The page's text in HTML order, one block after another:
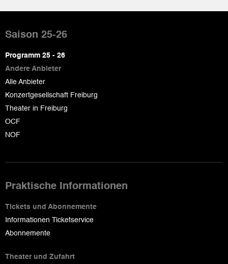
de
page
Saison 25-26
Programm 25 - 26
Andere Anbieter
Alle Anbieter
Konzertgesellschaft Freiburg
Theater in Freiburg
OCF
NOF
Praktische Informationen
Tickets und Abonnemente
Informationen Ticketservice
Abonnemente
Theater und Zufahrt